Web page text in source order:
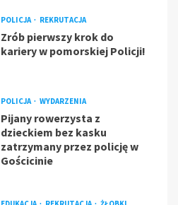
POLICJA REKRUTACJA
Zrób pierwszy krok do
kariery w pomorskiej Policji!
POLICJA WYDARZENIA
Pijany rowerzysta z
dzieckiem bez kasku
zatrzymany przez policję w
Gościcinie